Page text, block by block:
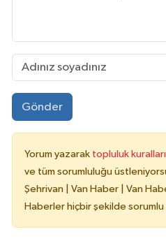
Gönder
Yorum yazarak topluluk
ve tüm sorumluluğu
Şehrivan | Van Haber | Van
Haberler hiçbir şekilde